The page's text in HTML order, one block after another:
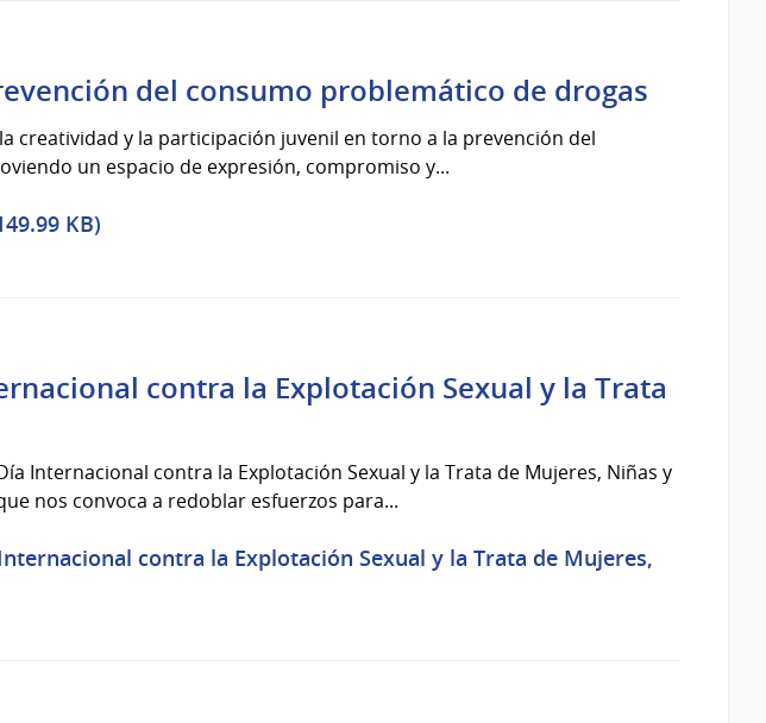
del consumo problemático de drogas
creatividad y la participación juvenil en torno a la prevención del
un espacio de expresión, compromiso y...
KB)
contra la Explotación Sexual y la Trata
Internacional contra la Explotación Sexual y la Trata de Mujeres, Niñas y
nos convoca a redoblar esfuerzos para...
contra la Explotación Sexual y la Trata de Mujeres,